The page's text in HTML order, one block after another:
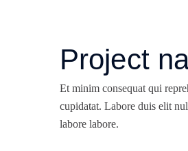
Project
Et minim consequat qui
cupidatat. Labore duis elit
labore labore.